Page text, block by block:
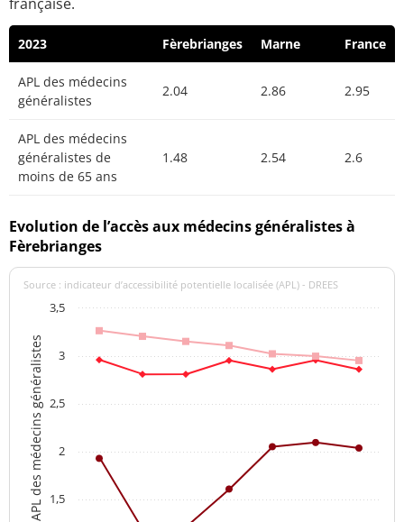
2023 Fèrebrianges Marne France
APL des médecins
généralistes
2.04 2.86 2.95
APL des médecins
généralistes de
moins de 65 ans
1.48 2.54 2.6
Evolution de l’accès aux médecins généralistes à
Fèrebrianges
APL des médecins généralistes
Source : indicateur d’accessibilité potentielle localisée (APL) - DREES
1,5
2
2,5
3
3,5